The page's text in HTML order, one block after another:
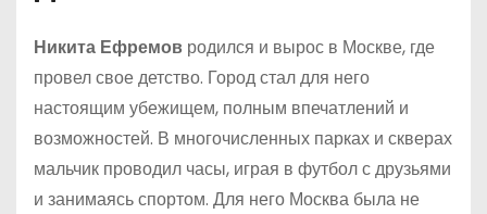
Никита Ефремов родился и вырос в Москве, где
провел свое детство. Город стал для него
настоящим убежищем, полным впечатлений и
возможностей. В многочисленных парках и скверах
мальчик проводил часы, играя в футбол с друзьями
и занимаясь спортом. Для него Москва была не